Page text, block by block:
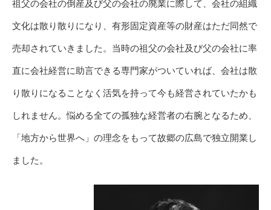
祖父の会社の倒産及び父の会社の廃業に際して、会社の組織
文化は散り散りになり、有形固定資産等の財産はただ同然で
売却されていきました。当時の祖父の会社及び父の会社に率
直に会社経営に助言できる専門家がついていれば、会社は散
り散りになることなく活気を持って今も経営されていたかも
しれません。悩める全ての孤独な経営者の右腕となるため、
「地方から世界へ」の理念をもって故郷の広島で独立開業し
ました。